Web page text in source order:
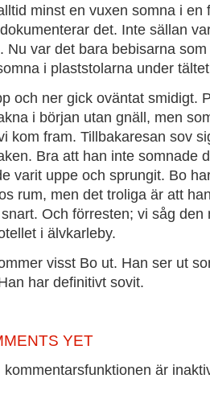
minst en vuxen somna i en
det. Inte sällan
Nu var det bara bebisarna
i plaststolarna under
och ner gick oväntat smidigt.
i början utan gnäll, men
kom fram. Tillbakaresan sov
Bra att han inte somnade
varit uppe och sprungit. Bo
rum, men det troliga är att
Och förresten; vi såg den
i älvkarleby.
visst Bo ut. Han ser ut
har definitivt sovit.
YET
kommentarsfunktionen är